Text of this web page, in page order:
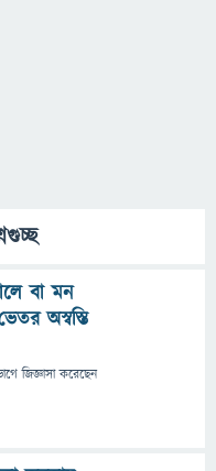
বা মন
অস্বস্তি
জিজ্ঞাসাকরেছেন